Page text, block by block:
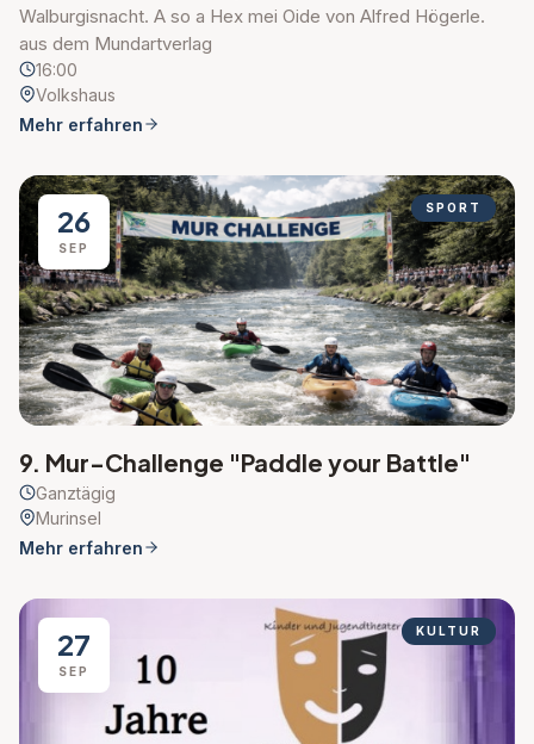
Walburgisnacht. A so a Hex mei Oide von Alfred Högerle.
aus dem Mundartverlag
16:00
Volkshaus
Mehr erfahren
26
SEP
SPORT
9. Mur-Challenge "Paddle your Battle"
Ganztägig
Murinsel
Mehr erfahren
27
SEP
KULTUR